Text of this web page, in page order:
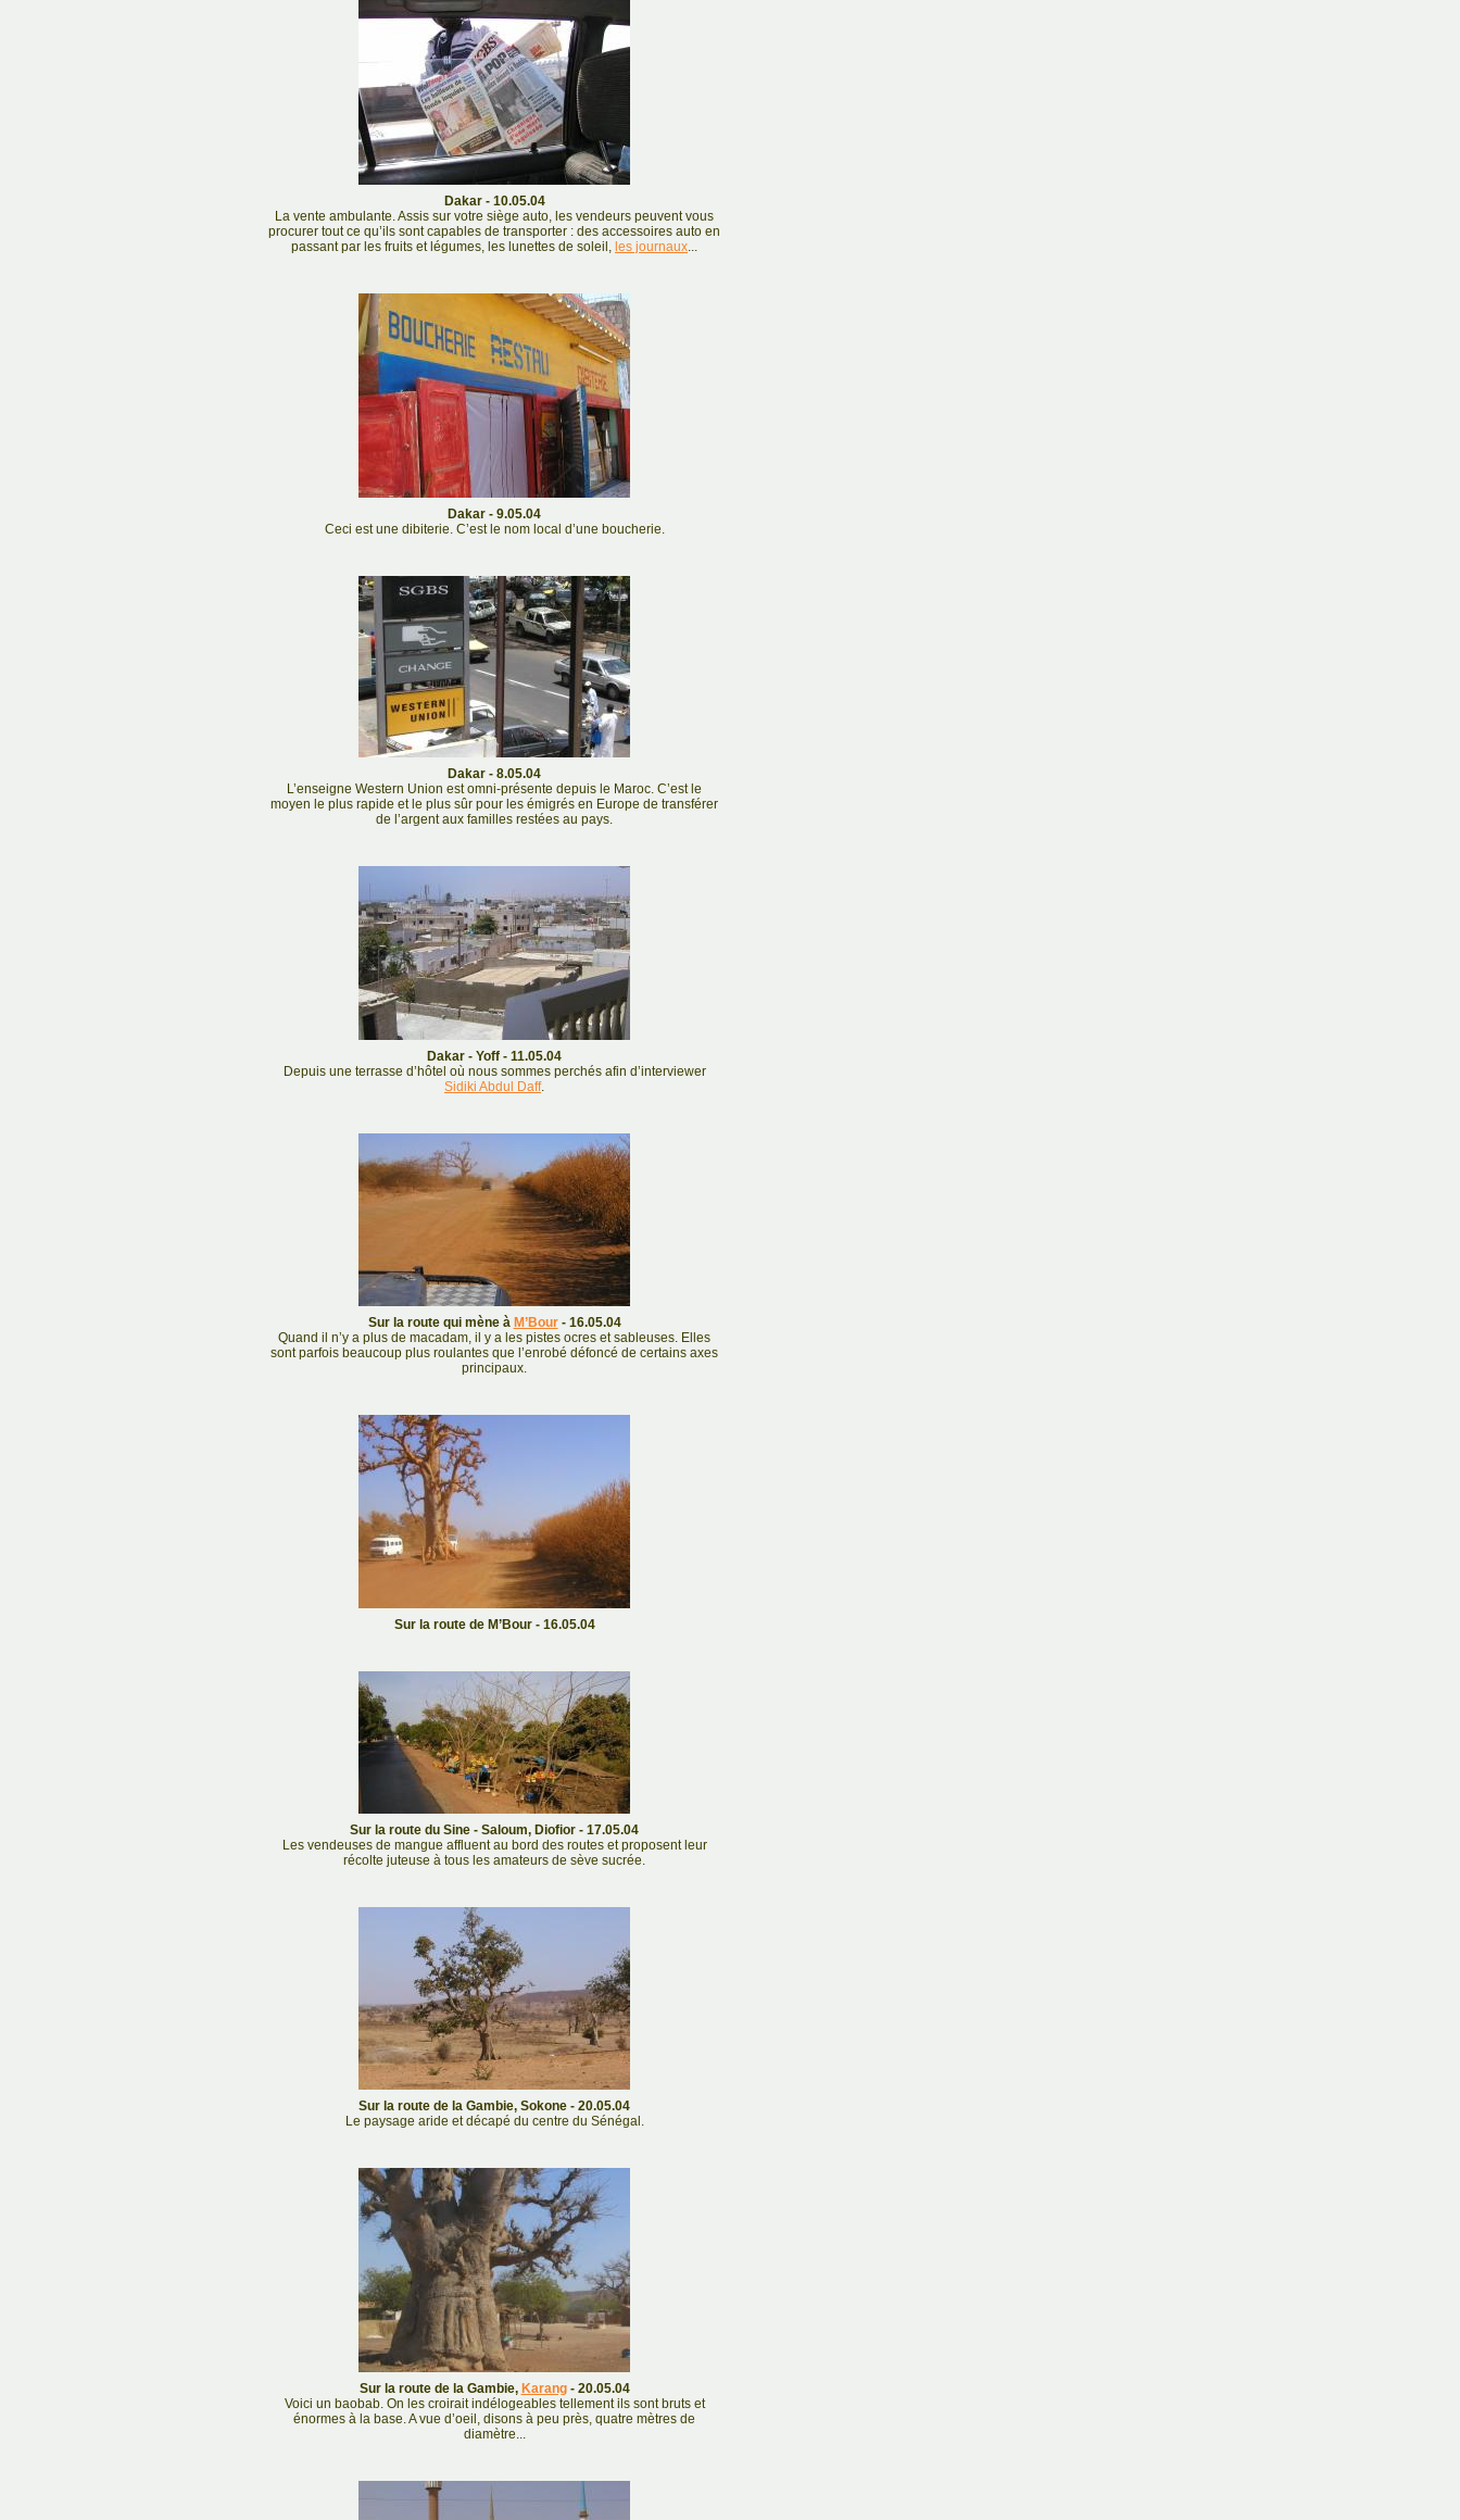
Dakar - 10.05.04
La vente ambulante. Assis sur votre siège auto, les vendeurs peuvent vous
procurer tout ce qu’ils sont capables de transporter : des accessoires auto en
passant par les fruits et légumes, les lunettes de soleil, les journaux...
Dakar - 9.05.04
Ceci est une dibiterie. C’est le nom local d’une boucherie.
Dakar - 8.05.04
L’enseigne Western Union est omni-présente depuis le Maroc. C’est le
moyen le plus rapide et le plus sûr pour les émigrés en Europe de transférer
de l’argent aux familles restées au pays.
Dakar - Yoff - 11.05.04
Depuis une terrasse d’hôtel où nous sommes perchés afin d’interviewer
Sidiki Abdul Daff.
Sur la route qui mène à M’Bour- 16.05.04
Quand il n’y a plus de macadam, il y a les pistes ocres et sableuses. Elles
sont parfois beaucoup plus roulantes que l’enrobé défoncé de certains axes
principaux.
Sur la route de M’Bour - 16.05.04
Sur la route du Sine - Saloum, Diofior - 17.05.04
Les vendeuses de mangue affluent au bord des routes et proposent leur
récolte juteuse à tous les amateurs de sève sucrée.
Sur la route de la Gambie, Sokone - 20.05.04
Le paysage aride et décapé du centre du Sénégal.
Sur la route de la Gambie, Karang- 20.05.04
Voici un baobab. On les croirait indélogeables tellement ils sont bruts et
énormes à la base. A vue d’oeil, disons à peu près, quatre mètres de
diamètre...